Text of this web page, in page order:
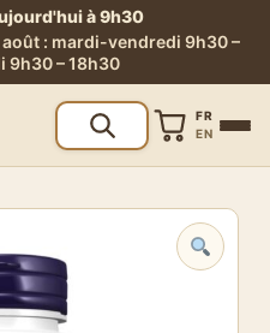
à 9h30
: mardi-vendredi 9h30 –
9h30 – 18h30
FR
EN